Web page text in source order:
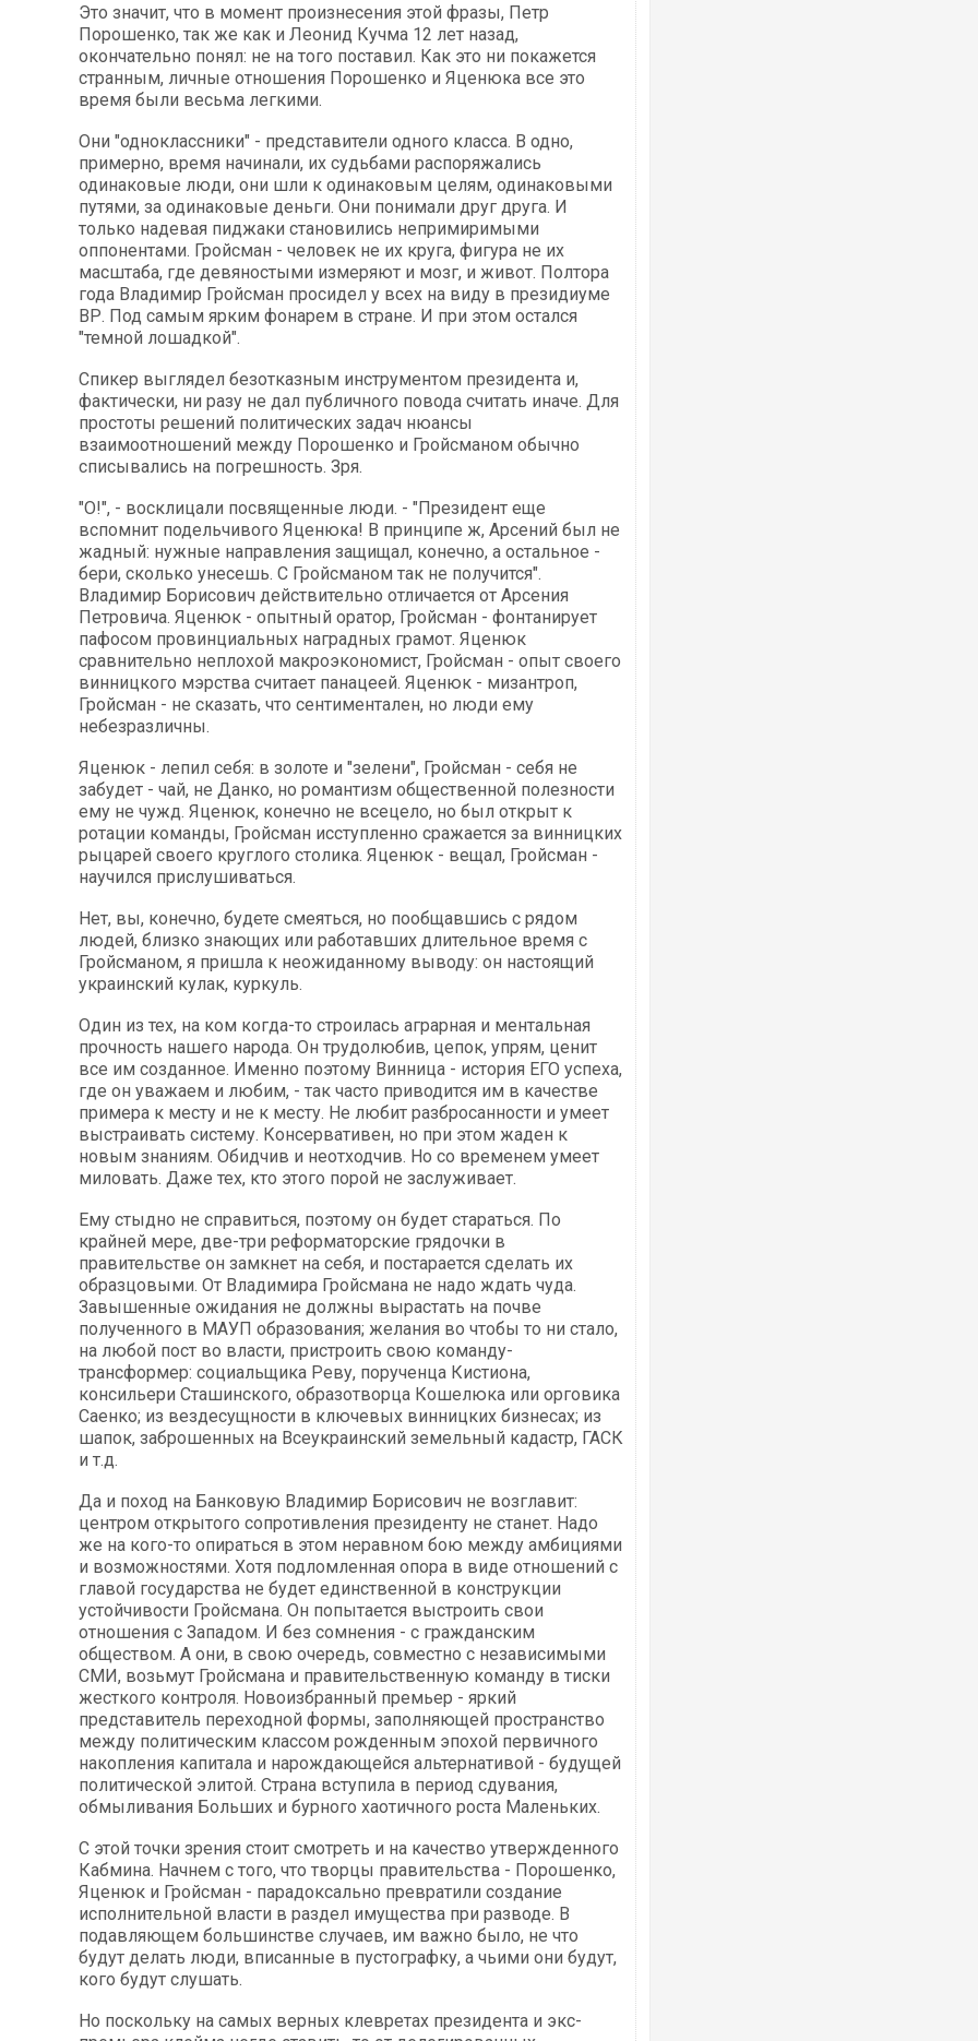
Это значит, что в момент произнесения этой фразы, Петр
Порошенко, так же как и Леонид Кучма 12 лет назад,
окончательно понял: не на того поставил. Как это ни покажется
странным, личные отношения Порошенко и Яценюка все это
время были весьма легкими.
Они "одноклассники" - представители одного класса. В одно,
примерно, время начинали, их судьбами распоряжались
одинаковые люди, они шли к одинаковым целям, одинаковыми
путями, за одинаковые деньги. Они понимали друг друга. И
только надевая пиджаки становились непримиримыми
оппонентами. Гройсман - человек не их круга, фигура не их
масштаба, где девяностыми измеряют и мозг, и живот. Полтора
года Владимир Гройсман просидел у всех на виду в президиуме
ВР. Под самым ярким фонарем в стране. И при этом остался
"темной лошадкой".
Спикер выглядел безотказным инструментом президента и,
фактически, ни разу не дал публичного повода считать иначе. Для
простоты решений политических задач нюансы
взаимоотношений между Порошенко и Гройсманом обычно
списывались на погрешность. Зря.
"О!", - восклицали посвященные люди. - "Президент еще
вспомнит подельчивого Яценюка! В принципе ж, Арсений был не
жадный: нужные направления защищал, конечно, а остальное -
бери, сколько унесешь. С Гройсманом так не получится".
Владимир Борисович действительно отличается от Арсения
Петровича. Яценюк - опытный оратор, Гройсман - фонтанирует
пафосом провинциальных наградных грамот. Яценюк
сравнительно неплохой макроэкономист, Гройсман - опыт своего
винницкого мэрства считает панацеей. Яценюк - мизантроп,
Гройсман - не сказать, что сентиментален, но люди ему
небезразличны.
Яценюк - лепил себя: в золоте и "зелени", Гройсман - себя не
забудет - чай, не Данко, но романтизм общественной полезности
ему не чужд. Яценюк, конечно не всецело, но был открыт к
ротации команды, Гройсман исступленно сражается за винницких
рыцарей своего круглого столика. Яценюк - вещал, Гройсман -
научился прислушиваться.
Нет, вы, конечно, будете смеяться, но пообщавшись с рядом
людей, близко знающих или работавших длительное время с
Гройсманом, я пришла к неожиданному выводу: он настоящий
украинский кулак, куркуль.
Один из тех, на ком когда-то строилась аграрная и ментальная
прочность нашего народа. Он трудолюбив, цепок, упрям, ценит
все им созданное. Именно поэтому Винница - история ЕГО успеха,
где он уважаем и любим, - так часто приводится им в качестве
примера к месту и не к месту. Не любит разбросанности и умеет
выстраивать систему. Консервативен, но при этом жаден к
новым знаниям. Обидчив и неотходчив. Но со временем умеет
миловать. Даже тех, кто этого порой не заслуживает.
Ему стыдно не справиться, поэтому он будет стараться. По
крайней мере, две-три реформаторские грядочки в
правительстве он замкнет на себя, и постарается сделать их
образцовыми. От Владимира Гройсмана не надо ждать чуда.
Завышенные ожидания не должны вырастать на почве
полученного в МАУП образования; желания во чтобы то ни стало,
на любой пост во власти, пристроить свою команду-
трансформер: социальщика Реву, порученца Кистиона,
консильери Сташинского, образотворца Кошелюка или орговика
Саенко; из вездесущности в ключевых винницких бизнесах; из
шапок, заброшенных на Всеукраинский земельный кадастр, ГАСК
и т.д.
Да и поход на Банковую Владимир Борисович не возглавит:
центром открытого сопротивления президенту не станет. Надо
же на кого-то опираться в этом неравном бою между амбициями
и возможностями. Хотя подломленная опора в виде отношений с
главой государства не будет единственной в конструкции
устойчивости Гройсмана. Он попытается выстроить свои
отношения с Западом. И без сомнения - с гражданским
обществом. А они, в свою очередь, совместно с независимыми
СМИ, возьмут Гройсмана и правительственную команду в тиски
жесткого контроля. Новоизбранный премьер - яркий
представитель переходной формы, заполняющей пространство
между политическим классом рожденным эпохой первичного
накопления капитала и нарождающейся альтернативой - будущей
политической элитой. Страна вступила в период сдувания,
обмыливания Больших и бурного хаотичного роста Маленьких.
С этой точки зрения стоит смотреть и на качество утвержденного
Кабмина. Начнем с того, что творцы правительства - Порошенко,
Яценюк и Гройсман - парадоксально превратили создание
исполнительной власти в раздел имущества при разводе. В
подавляющем большинстве случаев, им важно было, не что
будут делать люди, вписанные в пустографку, а чьими они будут,
кого будут слушать.
Но поскольку на самых верных клевретах президента и экс-